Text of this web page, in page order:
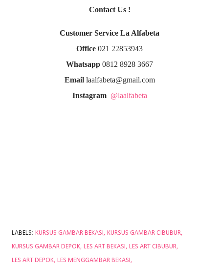
Contact Us !
Customer Service La Alfabeta
Office 021 22853943
Whatsapp 0812 8928 3667
Emaillaalfabeta@gmail.com
Instagram @laalfabeta
LABELS: KURSUS GAMBAR BEKASI
KURSUS GAMBAR CIBUBUR
KURSUS GAMBAR DEPOK LES ART BEKASI
LES ART CIBUBUR
LES ART DEPOK LES MENGGAMBAR BEKASI